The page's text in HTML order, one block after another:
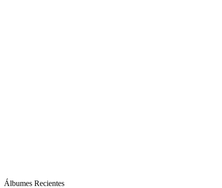
Álbumes Recientes